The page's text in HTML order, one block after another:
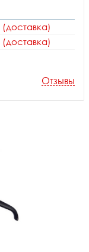
(доставка)
(доставка)
Отзывы